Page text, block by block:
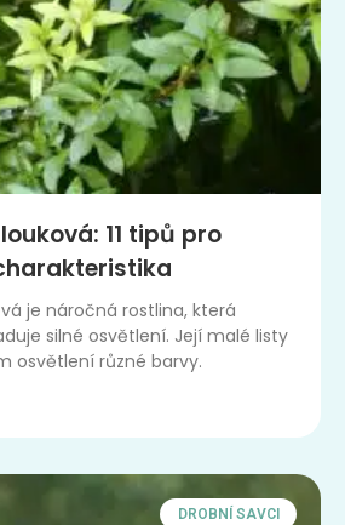
11 tipů pro
je náročná rostlina, která
silné osvětlení. Její malé listy
osvětlení různé barvy.
DROBNÍ SAVCI